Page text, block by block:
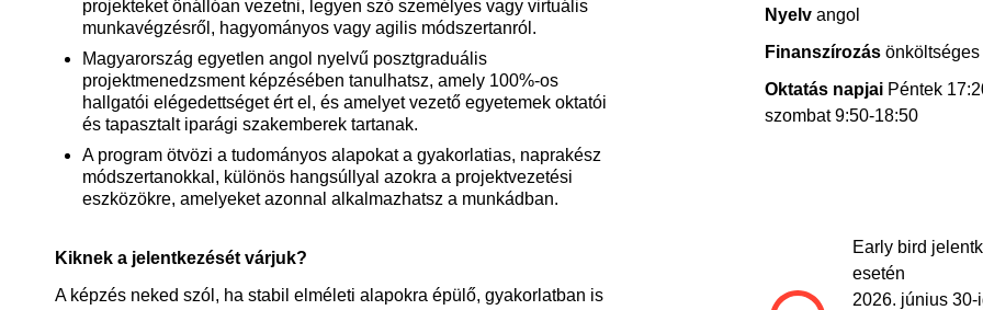
projekteket önállóan vezetni, legyen szó személyes vagy virtuális
munkavégzésről, hagyományos vagy agilis módszertanról.
Magyarország egyetlen angol nyelvű posztgraduális
projektmenedzsment képzésében tanulhatsz, amely 100%-os
hallgatói elégedettséget ért el, és amelyet vezető egyetemek oktatói
és tapasztalt iparági szakemberek tartanak.
A program ötvözi a tudományos alapokat a gyakorlatias, naprakész
módszertanokkal, különös hangsúllyal azokra a projektvezetési
eszközökre, amelyeket azonnal alkalmazhatsz a munkádban.
Kiknek a jelentkezését várjuk?
A képzés neked szól, ha stabil elméleti alapokra épülő, gyakorlatban is
Nyelv angol
Finanszírozás önköltséges
Oktatás napjai Péntek
szombat 9:50-18:50
Early bird
esetén
2026. június 30-